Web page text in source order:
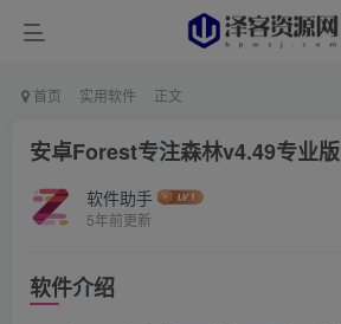
首页 实用软件 正文
安卓Forest专注森林v4.49专业版
软件助手
5年前更新
软件介绍